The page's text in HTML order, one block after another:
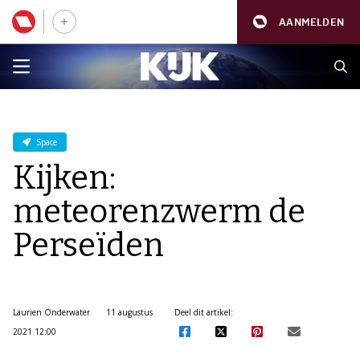
AANMELDEN
Space
Kijken:
meteorenzwerm de
Perseïden
Laurien Onderwater
11 augustus
2021 12:00
Deel dit artikel: